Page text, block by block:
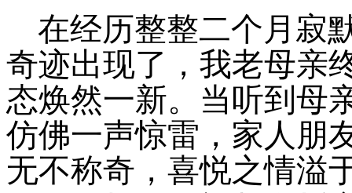
在经历整整二个月寂
奇迹出现了，我老母亲
态焕然一新。当听到母
仿佛一声惊雷， 家人朋
无不称奇，喜悦之情溢